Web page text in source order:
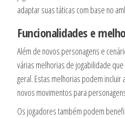
adaptar suas táticas com base no
Funcionalidades e
Além de novos personagens e
várias melhorias de jogabilidade
geral. Estas melhorias podem
novos movimentos para
Os jogadores também podem